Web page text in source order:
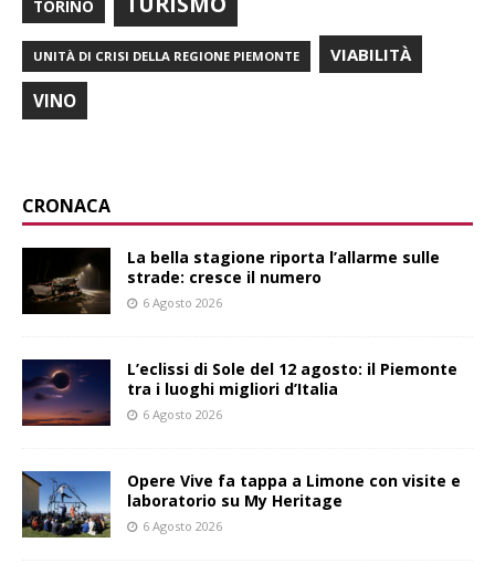
TORINO
UNITÀ DI CRISI DELLA REGIONE PIEMONTE VIABILITÀ
VINO
CRONACA
La bella stagione riporta l’allarme sulle
strade: cresce il numero
6 Agosto 2026
L’eclissi di Sole del 12 agosto: il Piemonte
tra i luoghi migliori d’Italia
6 Agosto 2026
Opere Vive fa tappa a Limone con visite e
laboratorio su My Heritage
6 Agosto 2026